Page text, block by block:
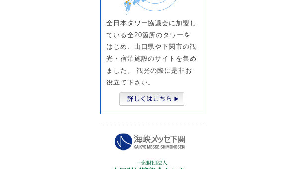
全日本タワー協議会に加盟し
ている全20箇所のタワーを
はじめ、山口県や下関市の観
光・宿泊施設のサイトを集め
ました。 観光の際に是非お
役立て下さい。